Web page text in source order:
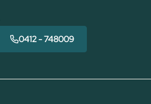
0412 - 748009